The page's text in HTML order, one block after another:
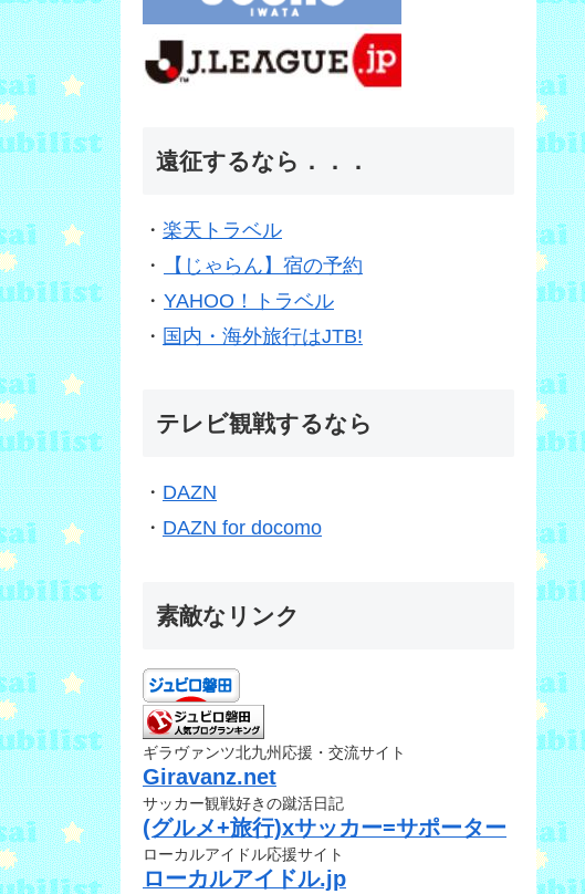
遠征するなら．．．
・ 楽天トラベル
・
【じゃらん】宿の予約
・ YAHOO！トラベル
・ 国内・海外旅行はJTB!
テレビ観戦するなら
・ DAZN
・ DAZN for docomo
素敵なリンク
ギラヴァンツ北九州応援・交流サイト
Giravanz.net
サッカー観戦好きの蹴活日記
(グルメ+旅行)xサッカー=サポーター
ローカルアイドル応援サイト
ローカルアイドル.jp